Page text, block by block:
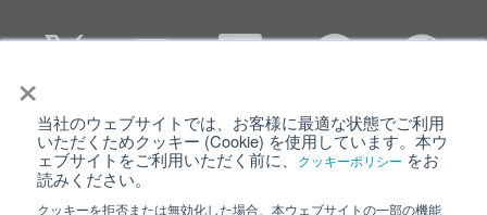
×
当社のウェブサイトでは、お客様に最適な状態でご利用
いただくためクッキー (Cookie) を使用しています。本ウ
ェブサイトをご利用いただく前に、
クッキーポリシー をお
読みください。
クッキーを拒否または無効化した場合、本ウェブサイトの一部の機能
個人情報保護について ウェブサイト利用規約
クッキーポリシー